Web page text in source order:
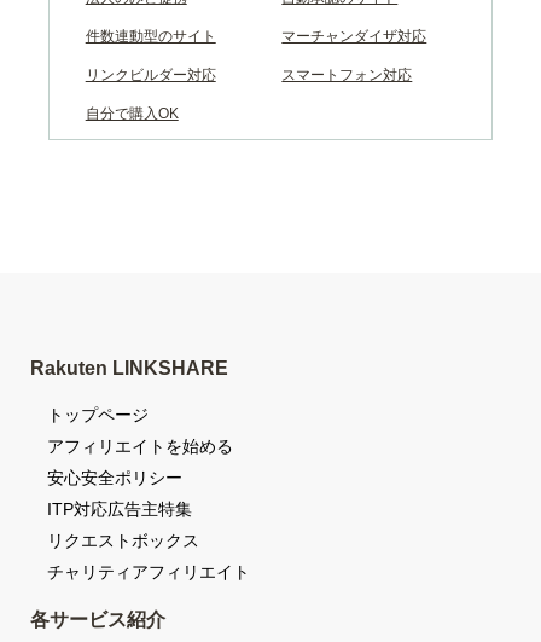
件数連動型のサイト マーチャンダイザ対応
リンクビルダー対応 スマートフォン対応
自分で購入OK
Rakuten LINKSHARE
トップページ
アフィリエイトを始める
安心安全ポリシー
ITP対応広告主特集
リクエストボックス
チャリティアフィリエイト
各サービス紹介